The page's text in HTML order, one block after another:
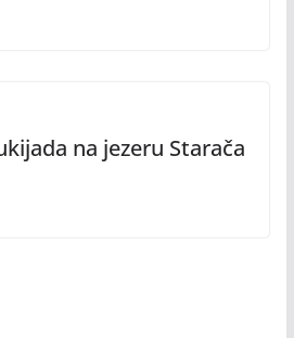
na jezeru Starača